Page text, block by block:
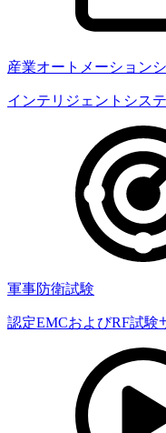
産業オートメーション
インテリジェントシス
軍事防衛試験
認定EMCおよびRF試験